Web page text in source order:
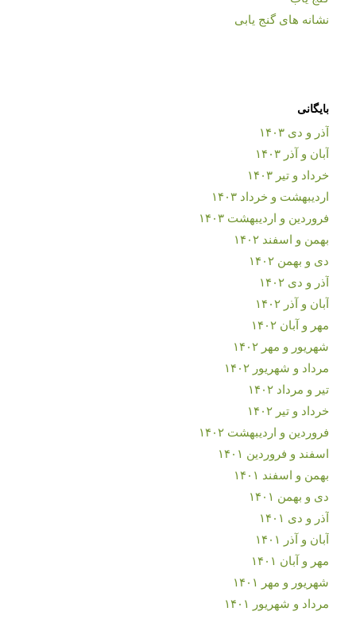
نشانه های گنج یابی
بایگانی
آذر و دی ۱۴۰۳
آبان و آذر ۱۴۰۳
خرداد و تیر ۱۴۰۳
اردیبهشت و خرداد ۱۴۰۳
فروردین و اردیبهشت ۱۴۰۳
بهمن و اسفند ۱۴۰۲
دی و بهمن ۱۴۰۲
آذر و دی ۱۴۰۲
آبان و آذر ۱۴۰۲
مهر و آبان ۱۴۰۲
شهریور و مهر ۱۴۰۲
مرداد و شهریور ۱۴۰۲
تیر و مرداد ۱۴۰۲
خرداد و تیر ۱۴۰۲
فروردین و اردیبهشت ۱۴۰۲
اسفند و فروردین ۱۴۰۱
بهمن و اسفند ۱۴۰۱
دی و بهمن ۱۴۰۱
آذر و دی ۱۴۰۱
آبان و آذر ۱۴۰۱
مهر و آبان ۱۴۰۱
شهریور و مهر ۱۴۰۱
مرداد و شهریور ۱۴۰۱